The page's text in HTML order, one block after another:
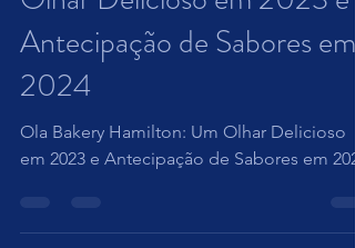
Ola Bakery Hamilton: Um
Olhar Delicioso em 2023 e
Antecipação de Sabores em
Ola Bakery Hamilton: Um Olhar Delicioso